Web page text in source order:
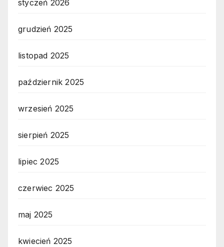
styczeń 2026
grudzień 2025
listopad 2025
październik 2025
wrzesień 2025
sierpień 2025
lipiec 2025
czerwiec 2025
maj 2025
kwiecień 2025